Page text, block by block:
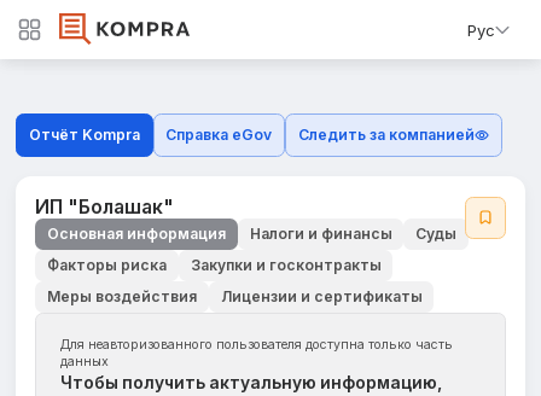
Рус
Отчёт Kompra Справка eGov Следить за компанией
ИП "Болашак"
Основная информация Налоги и финансы
Суды
Факторы риска
Закупки и госконтракты
Меры воздействия
Лицензии и сертификаты
Для неавторизованного пользователя доступна только часть
данных
Чтобы получить актуальную информацию,